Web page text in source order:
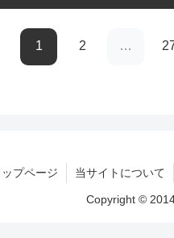
1 2 …
ップページ 当サイトについて
Copyright ©